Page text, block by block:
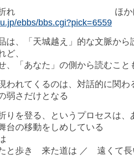
九折れ ほか
ebbs/bbs.cgi?pick=6559
は、「天城越え」的な文脈か
ど、
、「あなた」の側から読むこと
われてくるのは、対話的に関わ
弱さだけとなる
りを登る、というプロセスは、
台の移動をしめしている
と歩き 来た道は ／ 遠くて長